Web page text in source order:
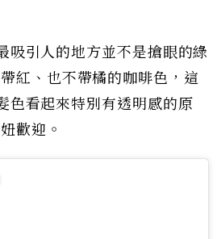
引人的地方並不是搶眼的綠
紅、也不帶橘的咖啡色，這
看起來特別有透明感的原
歡迎。